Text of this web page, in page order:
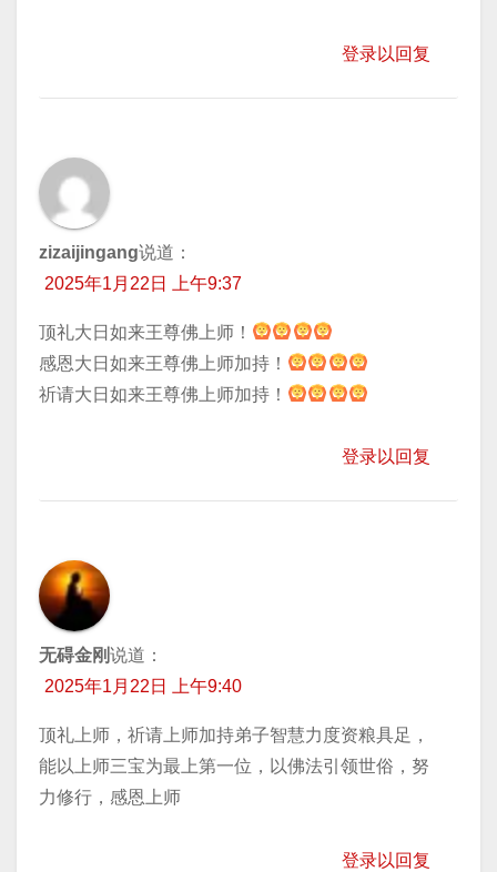
登录以回复
zizaijingang说道：
2025年1月22日 上午9:37
顶礼大日如来王尊佛上师！
​感恩大日如来王尊佛上师加持！
​祈请大日如来王尊佛上师加持！
登录以回复
无碍金刚说道：
2025年1月22日 上午9:40
顶礼上师，祈请上师加持弟子智慧力度资粮具足，
能以上师三宝为最上第一位，以佛法引领世俗，努
力修行，感恩上师
登录以回复